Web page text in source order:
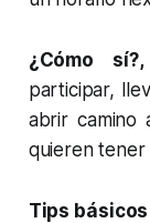
¿Cómo sí?,
participar,
abrir camino
quieren tener
Tips